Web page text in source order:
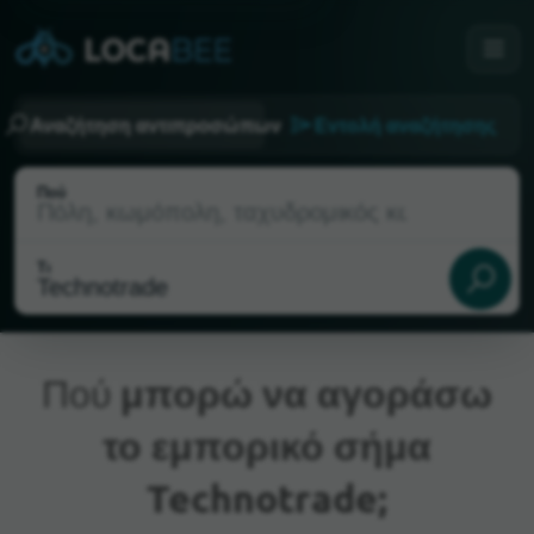
Αναζήτηση αντιπροσώπων Εντολή αναζήτησης
Πού
Τρέχουσα τοποθεσία
Πού μπορώ να αγοράσω
το εμπορικό σήμα
Technotrade;